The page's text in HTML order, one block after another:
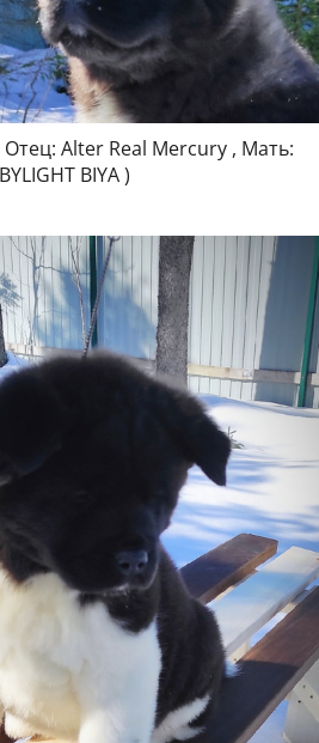
Отец: Alter Real Mercury , Мать:
BIYA )